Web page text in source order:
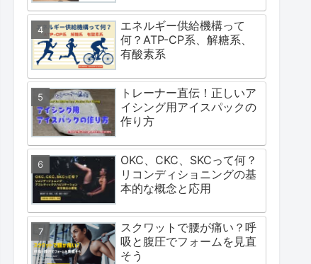
エネルギー供給機構って
何？ATP-CP系、解糖系、
有酸素系
トレーナー直伝！正しいア
イシング用アイスパックの
作り方
OKC、CKC、SKCって何？
リコンディショニングの基
本的な概念と応用
スクワットで腰が痛い？呼
吸と腹圧でフォームを見直
そう